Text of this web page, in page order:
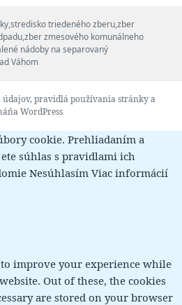
,stredisko triedeného zberu,zber
,zber zmesového komunálneho
nádoby na separovaný
Váhom
pravidlá používania stránky a
WordPress
cookie. Prehliadaním a
súhlas s pravidlami ich
Nesúhlasím Viac informácií
improve your experience while
Out of these, the cookies
are stored on your browser